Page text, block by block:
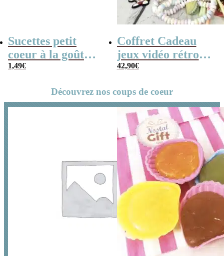
Sucettes petit
coeur à la goût
cerise x5
1,49€
Coffret Cadeau
jeux vidéo rétro
(avec sa console de
42,90€
Découvrez nos coups de coeur